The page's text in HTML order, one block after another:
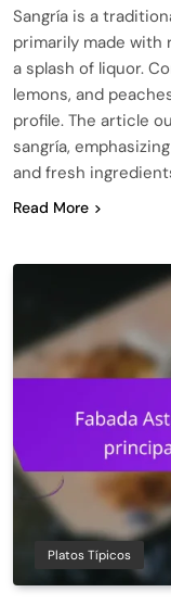
Sangría is a
primarily made with
a splash of liquor.
lemons, and
profile. The article
sangría,
and fresh
Read More
Platos Típicos